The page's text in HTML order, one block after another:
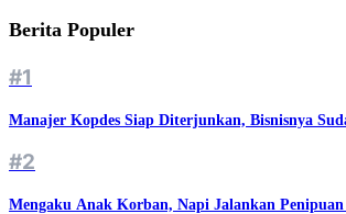
Berita Populer
#1
Manajer Kopdes Siap Diterjunkan, Bisnisnya
#2
Mengaku Anak Korban, Napi Jalankan